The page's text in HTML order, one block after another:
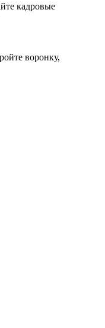
кадровые
воронку,